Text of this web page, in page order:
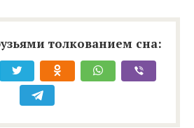
толкованием сна: